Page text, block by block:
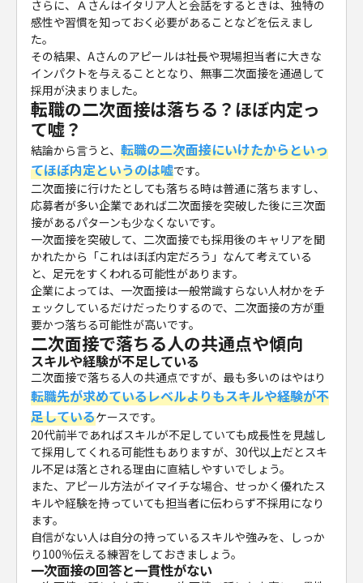
さらに、Ａさんはイタリア人と会話をするときは、独特の
感性や習慣を知っておく必要があることなどを伝えまし
た。
その結果、Aさんのアピールは社長や現場担当者に大きな
インパクトを与えることとなり、無事二次面接を通過して
採用が決まりました。
転職の二次面接は落ちる？ほぼ内定っ
て嘘？
結論から言うと、転職の二次面接にいけたからといっ
てほぼ内定というのは嘘です。
二次面接に行けたとしても落ちる時は普通に落ちますし、
応募者が多い企業であれば二次面接を突破した後に三次面
接があるパターンも少なくないです。
一次面接を突破して、二次面接でも採用後のキャリアを聞
かれたから「これはほぼ内定だろう」なんて考えている
と、足元をすくわれる可能性があります。
企業によっては、一次面接は一般常識すらない人材かをチ
ェックしているだけだったりするので、二次面接の方が重
要かつ落ちる可能性が高いです。
二次面接で落ちる人の共通点や傾向
スキルや経験が不足している
二次面接で落ちる人の共通点ですが、最も多いのはやはり
転職先が求めているレベルよりもスキルや経験が不
足しているケースです。
20代前半であればスキルが不足していても成長性を見越し
て採用してくれる可能性もありますが、30代以上だとスキ
ル不足は落とされる理由に直結しやすいでしょう。
また、アピール方法がイマイチな場合、せっかく優れたス
キルや経験を持っていても担当者に伝わらず不採用になり
ます。
自信がない人は自分の持っているスキルや強みを、しっか
り100％伝える練習をしておきましょう。
一次面接の回答と一貫性がない